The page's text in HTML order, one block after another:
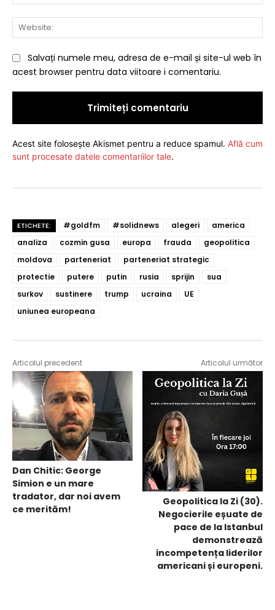
Salvați numele meu, adresa de e-mail și site-ul web în
acest browser pentru data viitoare i comentariu.
Acest site folosește Akismet pentru a reduce spamul. Află cum
sunt procesate datele comentariilor tale.
ETICHETE: #goldfm #solidnews alegeri
america
analiza
cozmin gusa europa frauda
geopolitica
moldova
parteneriat
parteneriat strategic
protectie
putere putin rusia sprijin
sua
surkov
sustinere trump ucraina
UE
uniunea europeana
Articolul precedent
Dan Chitic: George
Simion e un mare
tradator, dar noi avem
ce merităm!
Articolul următor
Geopolitica la Zi (30).
Negocierile eșuate de
pace de la Istanbul
demonstrează
incompetența liderilor
americani și europeni.